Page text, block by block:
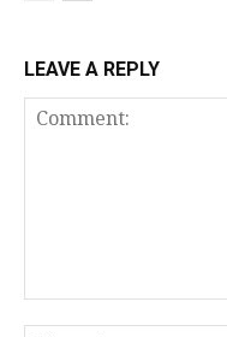
LEAVE A REPLY